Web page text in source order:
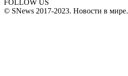
FOLLOW US
© SNews 2017-2023. Новости в мире.